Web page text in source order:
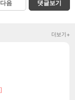
다음 댓글보기
더보기+